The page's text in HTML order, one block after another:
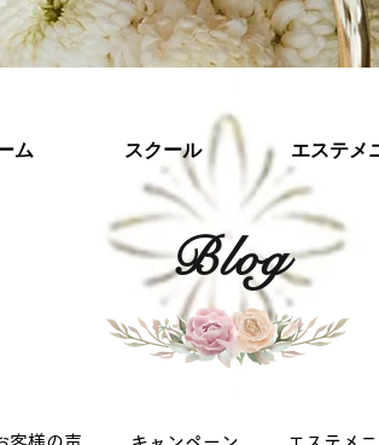
ム スクール エステメ
​Blog